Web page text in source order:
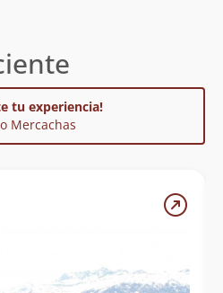
tu experiencia!
Mercachas